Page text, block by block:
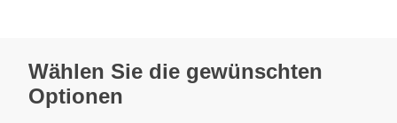
Wählen Sie die gewünschten
Optionen